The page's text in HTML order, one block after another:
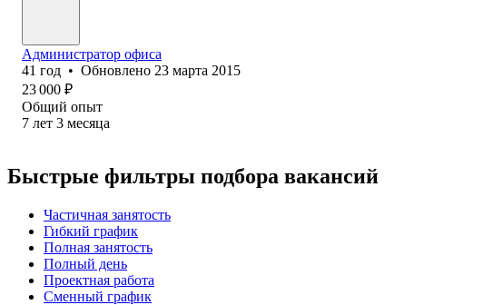
Администратор офиса
41 год • Обновлено 23 марта 2015
23 000 ₽
Общий опыт
7 лет 3 месяца
Быстрые фильтры подбора вакансий
Частичная занятость
Гибкий график
Полная занятость
Полный день
Проектная работа
Сменный график